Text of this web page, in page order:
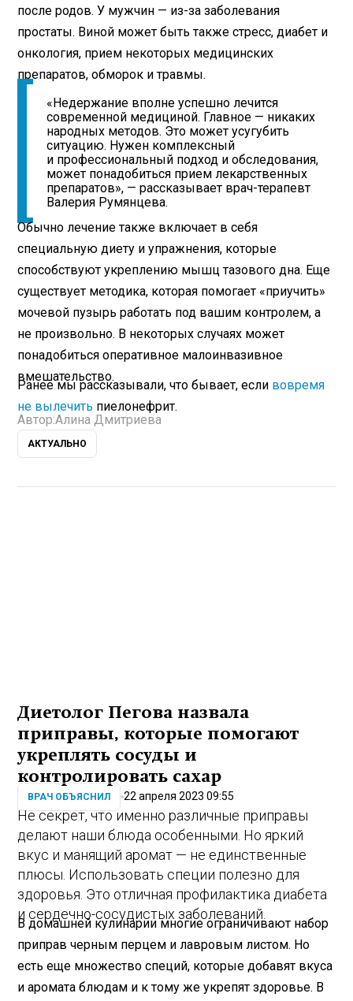
после родов. У мужчин — из-за заболевания
простаты. Виной может быть также стресс, диабет и
онкология, прием некоторых медицинских
препаратов, обморок и травмы.
«Недержание вполне успешно лечится
современной медициной. Главное — никаких
народных методов. Это может усугубить
ситуацию. Нужен комплексный
и профессиональный подход и обследования,
может понадобиться прием лекарственных
препаратов», — рассказывает врач-терапевт
Валерия Румянцева.
Обычно лечение также включает в себя
специальную диету и упражнения, которые
способствуют укреплению мышц тазового дна. Еще
существует методика, которая помогает «приучить»
мочевой пузырь работать под вашим контролем, а
не произвольно. В некоторых случаях может
понадобиться оперативное малоинвазивное
вмешательство.
Ранее мы рассказывали, что бывает, если вовремя
не вылечить пиелонефрит.
Автор:Алина Дмитриева
АКТУАЛЬНО
Диетолог Пегова назвала
приправы, которые помогают
укреплять сосуды и
контролировать сахар
ВРАЧ ОБЪЯСНИЛ 22 апреля 2023 09:55
Не секрет, что именно различные приправы
делают наши блюда особенными. Но яркий
вкус и манящий аромат — не единственные
плюсы. Использовать специи полезно для
здоровья. Это отличная профилактика диабета
и сердечно-сосудистых заболеваний.
В домашней кулинарии многие ограничивают набор
приправ черным перцем и лавровым листом. Но
есть еще множество специй, которые добавят вкуса
и аромата блюдам и к тому же укрепят здоровье. В